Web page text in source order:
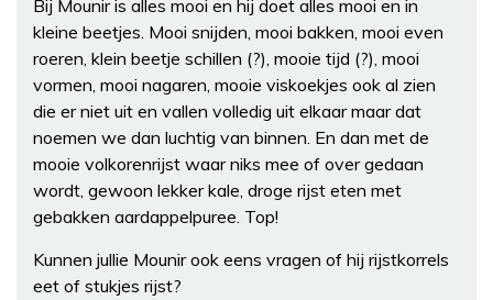
Bij Mounir is alles mooi en hij doet alles mooi en in
kleine beetjes. Mooi snijden, mooi bakken, mooi even
roeren, klein beetje schillen (?), mooie tijd (?), mooi
vormen, mooi nagaren, mooie viskoekjes ook al zien
die er niet uit en vallen volledig uit elkaar maar dat
noemen we dan luchtig van binnen. En dan met de
mooie volkorenrijst waar niks mee of over gedaan
wordt, gewoon lekker kale, droge rijst eten met
gebakken aardappelpuree. Top!
Kunnen jullie Mounir ook eens vragen of hij rijstkorrels
eet of stukjes rijst?